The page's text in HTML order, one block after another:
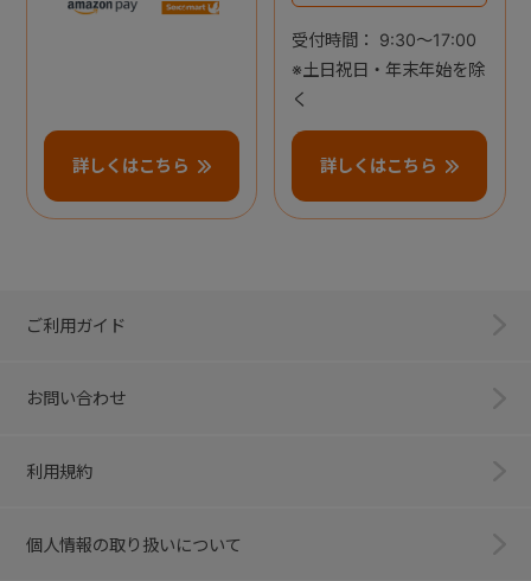
詳しくはこちら
受付時間： 9:30～17:00
※土日祝日・年末年始を除
く
詳しくはこちら
ご利用ガイド
お問い合わせ
利用規約
個人情報の取り扱いについて